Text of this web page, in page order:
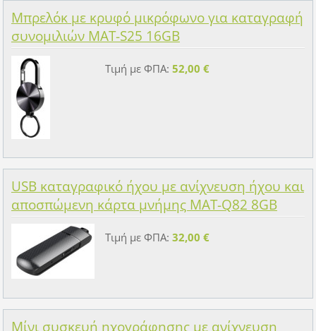
Μπρελόκ με κρυφό μικρόφωνο για καταγραφή
συνομιλιών MAT-S25 16GB
Τιμή με ΦΠΑ: 52,00 €
USB καταγραφικό ήχου με ανίχνευση ήχου και
αποσπώμενη κάρτα μνήμης MAT-Q82 8GB
Τιμή με ΦΠΑ: 32,00 €
Μίνι συσκευή ηχογράφησης με ανίχνευση